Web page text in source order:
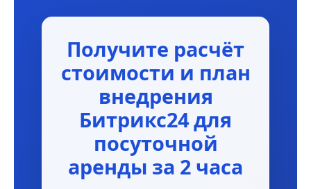
Получите расчёт
стоимости и план
внедрения
Битрикс24 для
посуточной
аренды за 2 часа